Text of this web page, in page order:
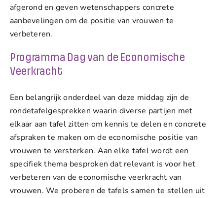
afgerond en geven wetenschappers concrete
aanbevelingen om de positie van vrouwen te
verbeteren.
Programma Dag van de Economische
Veerkracht
Een belangrijk onderdeel van deze middag zijn de
rondetafelgesprekken waarin diverse partijen met
elkaar aan tafel zitten om kennis te delen en concrete
afspraken te maken om de economische positie van
vrouwen te versterken. Aan elke tafel wordt een
specifiek thema besproken dat relevant is voor het
verbeteren van de economische veerkracht van
vrouwen. We proberen de tafels samen te stellen uit